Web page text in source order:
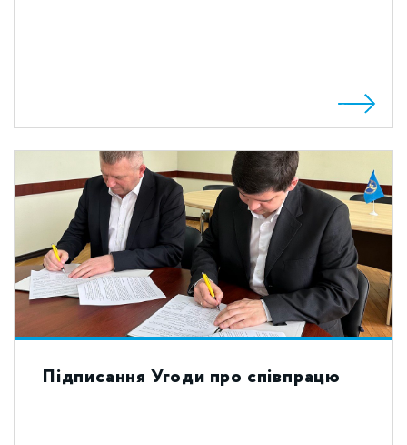
Підписання Угоди про співпрацю